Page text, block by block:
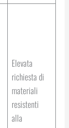
Elevata
richiesta di
materiali
resistenti
alla